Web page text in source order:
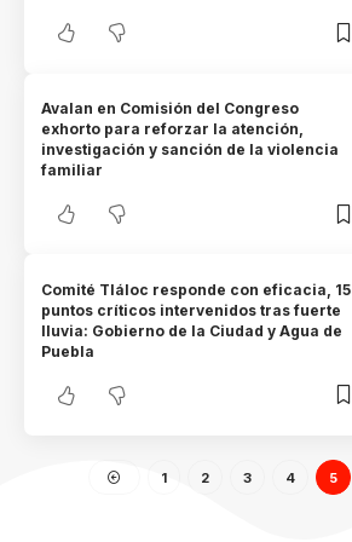
Avalan en Comisión del Congreso
exhorto para reforzar la atención,
investigación y sanción de la violencia
familiar
Comité Tláloc responde con eficacia, 15
puntos críticos intervenidos tras fuerte
lluvia: Gobierno de la Ciudad y Agua de
Puebla
1 2 3 4 5